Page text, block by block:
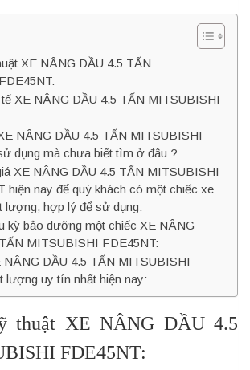
XE NÂNG DẦU 4.5 TẤN
XE NÂNG DẦU 4.5 TẤN MITSUBISHI
NÂNG DẦU 4.5 TẤN MITSUBISHI
dụng mà chưa biết tìm ở đâu ?
XE NÂNG DẦU 4.5 TẤN MITSUBISHI
hiện nay để quý khách có một chiếc xe
lượng, hợp lý để sử dụng:
kỳ bảo dưỡng một chiếc XE NÂNG
MITSUBISHI FDE45NT:
NÂNG DẦU 4.5 TẤN MITSUBISHI
lượng uy tín nhất hiện nay:
thuật XE NÂNG DẦU 4.5
FDE45NT: